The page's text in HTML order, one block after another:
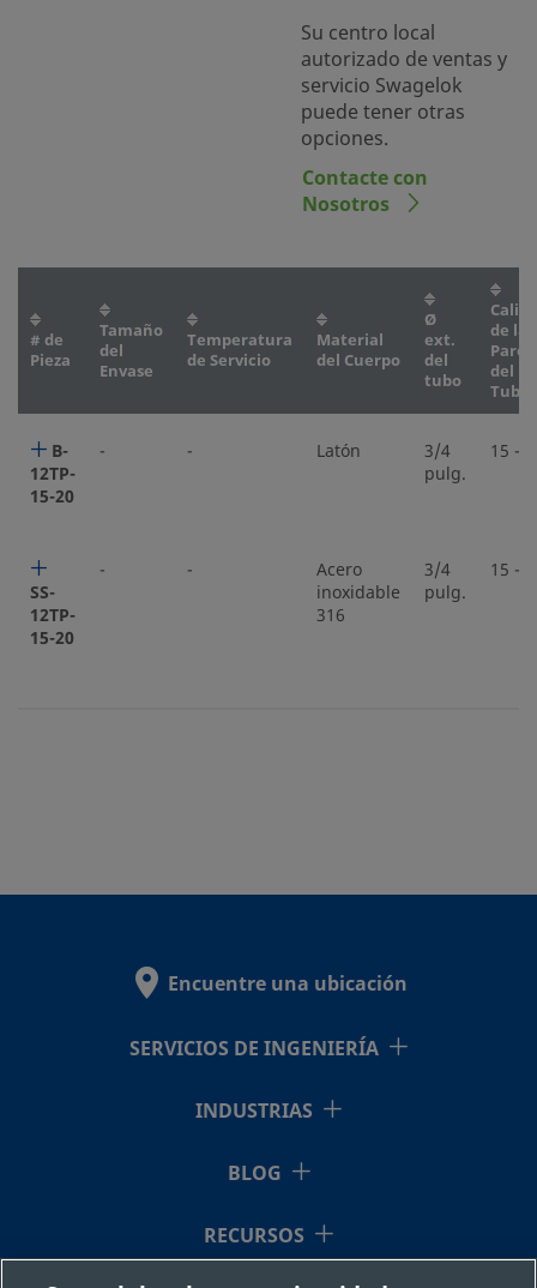
Su centro local
autorizado de ventas y
servicio Swagelok
puede tener otras
opciones.
Contacte con
Nosotros
# de
Pieza
Tamaño
del
Envase
Temperatura
de Servicio
Material
del Cuerpo
Ø
ext.
del
tubo
de la
Pared
del
Tubo
B-
12TP-
15-20
- - Latón
3/4
pulg.
15 -
SS-
12TP-
15-20
- -
Acero
inoxidable
316
3/4
pulg.
15 -
Encuentre una ubicación
SERVICIOS DE INGENIERÍA
INDUSTRIAS
BLOG
RECURSOS